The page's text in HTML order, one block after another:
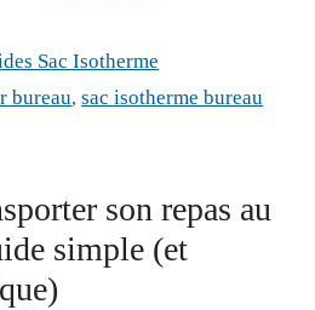
Sac Isotherme
bureau,sac isotherme bureau
son repas au
simple (et